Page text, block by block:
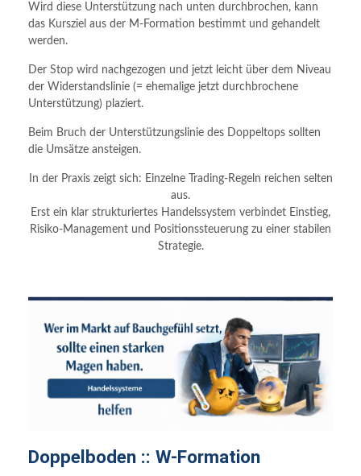
Wird diese Unterstützung nach unten durchbrochen, kann
das Kursziel aus der M-Formation bestimmt und gehandelt
werden.
Der Stop wird nachgezogen und jetzt leicht über dem Niveau
der Widerstandslinie (= ehemalige jetzt durchbrochene
Unterstützung) plaziert.
Beim Bruch der Unterstützungslinie des Doppeltops sollten
die Umsätze ansteigen.
In der Praxis zeigt sich: Einzelne Trading-Regeln reichen selten
aus.
Erst ein klar strukturiertes Handelssystem verbindet Einstieg,
Risiko-Management und Positionssteuerung zu einer stabilen
Strategie.
Doppelboden :: W-Formation